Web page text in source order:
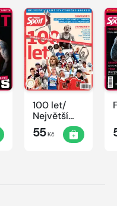
100 let/
Největší
okamžiky
českého
55Kč